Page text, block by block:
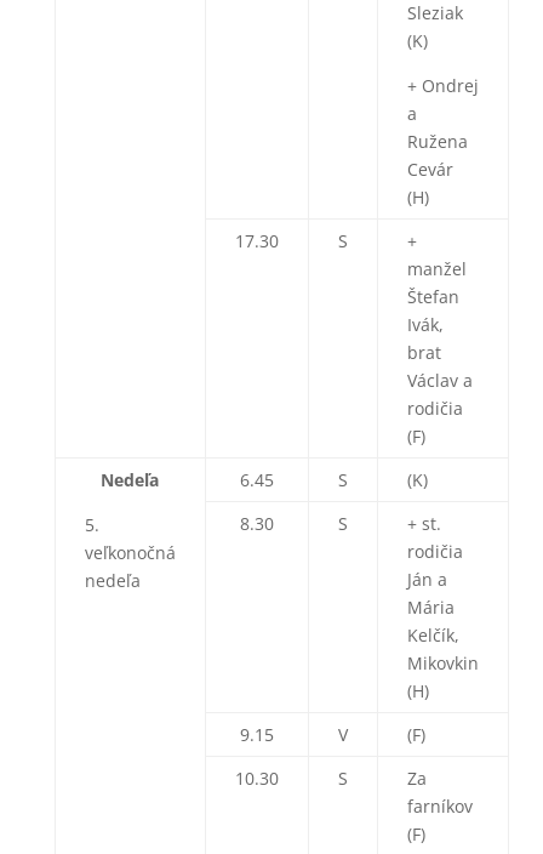
Sleziak
(K)
+ Ondrej
a
Ružena
Cevár
(H)
17.30
S
+
manžel
Štefan
Ivák,
brat
Václav a
rodičia
(F)
Nedeľa
5.
veľkonočná
nedeľa
6.45 S
(K)
8.30
S
+ st.
rodičia
Ján a
Mária
Kelčík,
Mikovkin
(H)
9.15
V
(F)
10.30
S
Za
farníkov
(F)